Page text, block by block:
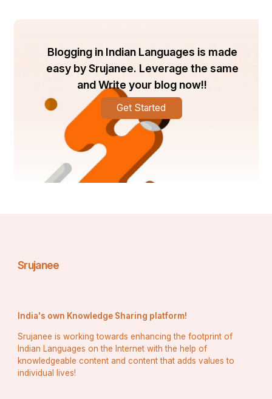
Blogging in Indian Languages is made
easy by Srujanee. Leverage the same
and Write your blog now!!
Get Started
Srujanee
India's own Knowledge Sharing platform!
Srujanee is working towards enhancing the footprint of
Indian Languages on the Internet with the help of
knowledgeable content and content that adds values to
individual lives!